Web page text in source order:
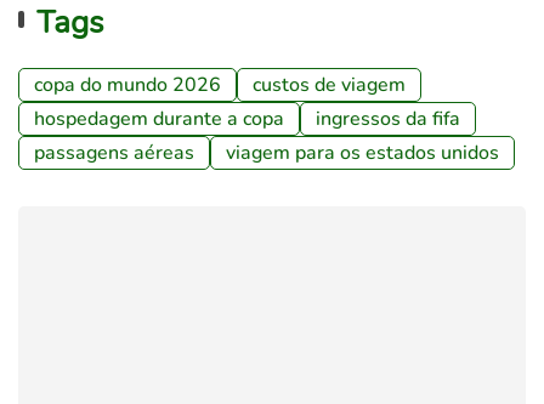
Tags
copa do mundo 2026
custos de viagem
hospedagem durante a copa
ingressos da fifa
passagens aéreas
viagem para os estados unidos